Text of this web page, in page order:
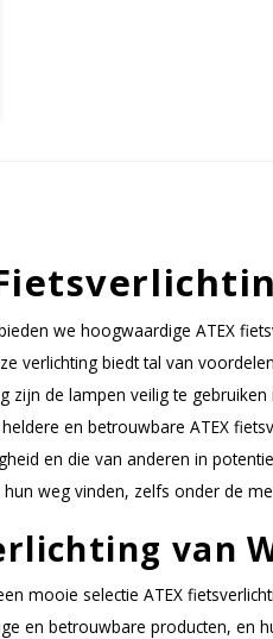
we hoogwaardige ATEX
verlichting biedt tal van
zijn de lampen veilig te
en betrouwbare ATEX
en die van anderen in
weg vinden, zelfs onder de
van
mooie selectie ATEX
en betrouwbare producten, en